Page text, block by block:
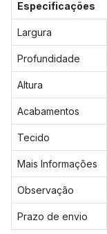
Especificações
Largura
Profundidade
Altura
Acabamentos
Tecido
Mais Informações
Observação
Prazo de envio